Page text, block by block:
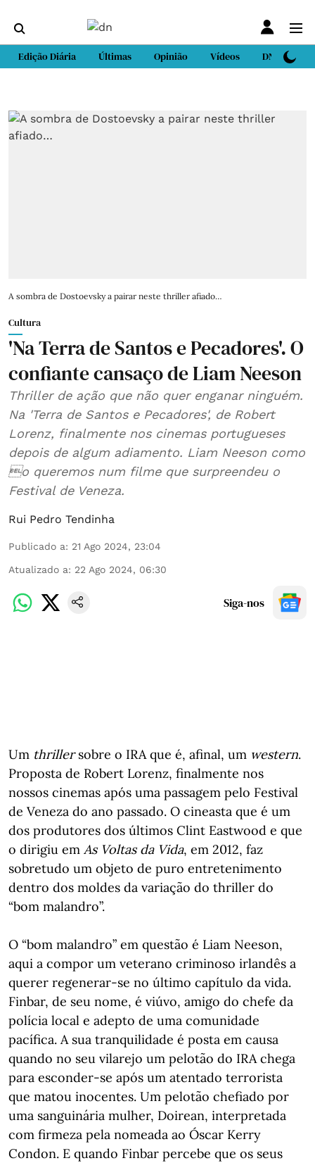
Edição Diária Últimas Opinião Vídeos DN Sport
A sombra de Dostoevsky a pairar neste thriller afiado…
Cultura
'Na Terra de Santos e Pecadores'. O
confiante cansaço de Liam Neeson
Thriller de ação que não quer enganar ninguém.
Na 'Terra de Santos e Pecadores', de Robert
Lorenz, finalmente nos cinemas portugueses
depois de algum adiamento. Liam Neeson como
o queremos num filme que surpreendeu o
Festival de Veneza.
Rui Pedro Tendinha
Publicado a: 21 Ago 2024, 23:04
Atualizado a: 22 Ago 2024, 06:30
Siga-nos
Um thrillersobre o IRA que é, afinal, um western.
Proposta de Robert Lorenz, finalmente nos
nossos cinemas após uma passagem pelo Festival
de Veneza do ano passado. O cineasta que é um
dos produtores dos últimos Clint Eastwood e que
o dirigiu em As Voltas da Vida, em 2012, faz
sobretudo um objeto de puro entretenimento
dentro dos moldes da variação do thriller do
“bom malandro”.
O “bom malandro” em questão é Liam Neeson,
aqui a compor um veterano criminoso irlandês a
querer regenerar-se no último capítulo da vida.
Finbar, de seu nome, é viúvo, amigo do chefe da
polícia local e adepto de uma comunidade
pacífica. A sua tranquilidade é posta em causa
quando no seu vilarejo um pelotão do IRA chega
para esconder-se após um atentado terrorista
que matou inocentes. Um pelotão chefiado por
uma sanguinária mulher, Doirean, interpretada
com firmeza pela nomeada ao Óscar Kerry
Condon. E quando Finbar percebe que os seus